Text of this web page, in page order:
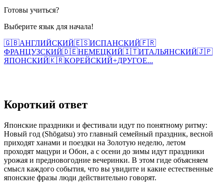
Готовы учиться?
Выберите язык для начала!
🇬🇧АНГЛИЙСКИЙ🇪🇸ИСПАНСКИЙ🇫🇷
ФРАНЦУЗСКИЙ🇩🇪НЕМЕЦКИЙ🇮🇹ИТАЛЬЯНСКИЙ🇯🇵
ЯПОНСКИЙ🇰🇷КОРЕЙСКИЙ+ДРУГОЕ...
Короткий ответ
Японские праздники и фестивали идут по понятному ритму:
Новый год (Shōgatsu) это главный семейный праздник, весной
приходят ханами и поездки на Золотую неделю, летом
проходят мацури и Обон, а с осени до зимы идут праздники
урожая и предновогодние вечеринки. В этом гиде объясняем
смысл каждого события, что вы увидите и какие естественные
японские фразы люди действительно говорят.